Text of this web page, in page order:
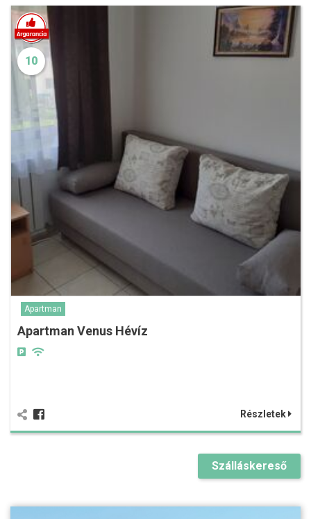
10
Apartman
Apartman Venus Hévíz
Részletek
Szálláskereső